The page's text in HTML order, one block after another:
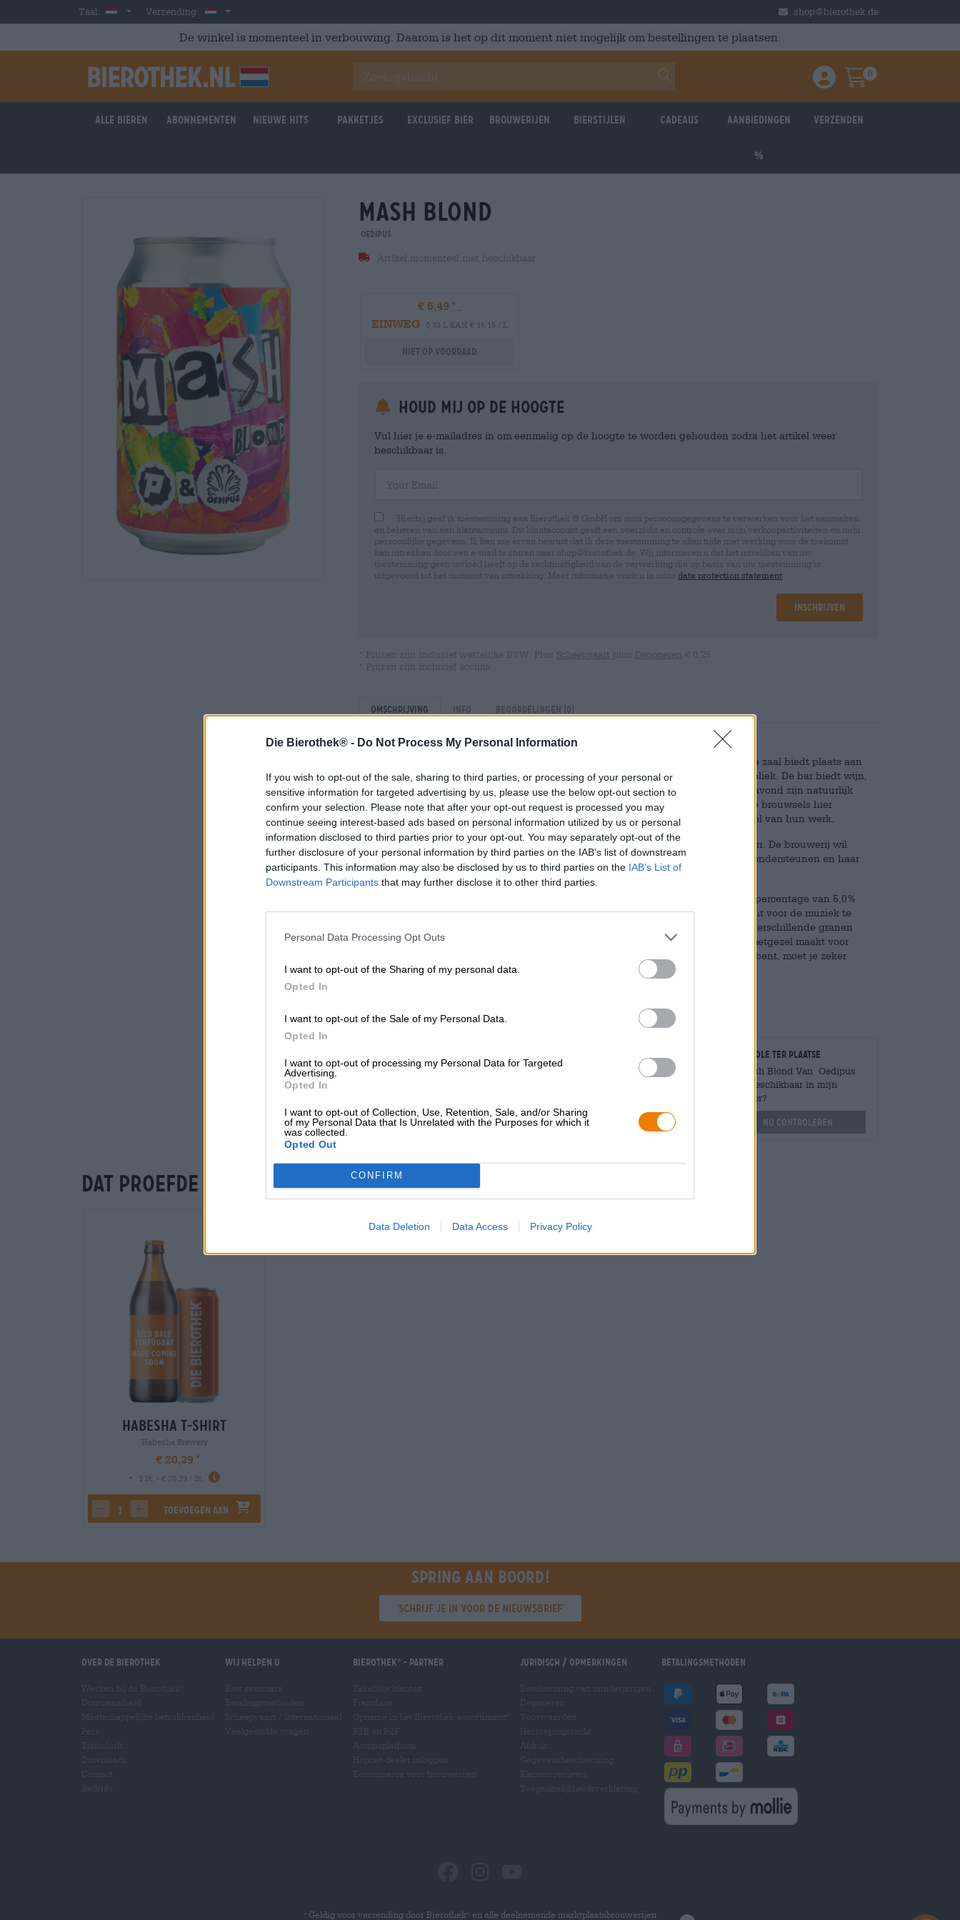
Die Bierothek® - Do Not Process My Personal Information
If you wish to opt-out of the sale, sharing to third parties, or processing of your personal or
sensitive information for targeted advertising by us, please use the below opt-out section to
confirm your selection. Please note that after your opt-out request is processed you may
continue seeing interest-based ads based on personal information utilized by us or personal
information disclosed to third parties prior to your opt-out. You may separately opt-out of the
further disclosure of your personal information by third parties on the IAB’s list of downstream
participants. This information may also be disclosed by us to third parties on the IAB’s List of
Downstream Participants that may further disclose it to other third parties.
Personal Data Processing Opt Outs
I want to opt-out of the Sharing of my personal data.
Opted In
I want to opt-out of the Sale of my Personal Data.
Opted In
I want to opt-out of processing my Personal Data for Targeted
Advertising.
Opted In
I want to opt-out of Collection, Use, Retention, Sale, and/or Sharing
of my Personal Data that Is Unrelated with the Purposes for which it
was collected.
Opted Out
CONFIRM
Data Deletion Data Access Privacy Policy
Skip to main content
Taal: DutchVerzending: Nederland shop@bierothek.de
De winkel is momenteel in verbouwing. Daarom is het op dit moment niet mogelijk om bestellingen te plaatsen.
Einloggen / Anmelden
Warenkorb
0
Alle bieren Abonnementen Nieuwe hits Pakketjes Exclusief Bier Brouwerijen Bierstijlen Cadeaus Aanbiedingen
%
Verzenden
mash blond
Oedipus
Artikel momenteel niet beschikbaar
€ 5,49
EINWEG
0,33 L KAN € 16,15 / L
Niet op voorraad
Houd mij op de hoogte
Vul hier je e-mailadres in om eenmalig op de hoogte te worden gehouden zodra het artikel weer
beschikbaar is.
Hierbij geef ik toestemming aan Bierothek ® GmbH om mijn persoonsgegevens te verwerken voor het aanmaken
en beheren van een klantaccount. Dit klantaccount geeft een overzicht en controle over mijn verkoopactiviteiten en mijn
persoonlijke gegevens. Ik ben me ervan bewust dat ik deze toestemming te allen tijde met werking voor de toekomst
kan intrekken door een e-mail te sturen naar shop@bierothek.de. Wij informeren u dat het intrekken van uw
toestemming geen invloed heeft op de rechtmatigheid van de verwerking die op basis van uw toestemming is
uitgevoerd tot het moment van intrekking. Meer informatie vindt u in onze data protection statement
Inschrijven
* Prijzen zijn inclusief wettelijke BTW. Plus Scheepvaart plus Deponeren € 0,25
* Prijzen zijn inclusief accijns
Omschrijving Info Beoordelingen (0)
Patronaat is een evenementenlocatie in de Amsterdamse buitenwijk Haarlem. De zaal biedt plaats aan
meer dan duizend mensen en presenteert concerten van alle genres aan het publiek. De bar biedt wijn,
cocktails, frisdranken en bier, maar het onbetwiste hoogtepunt van elke concertavond zijn natuurlijk
de muzikanten en hun optreden. Oedipus is een van de brouwerijen waarvan de brouwsels hier
worden geserveerd en het team is zich terdege bewust van de ondergeschikte rol van hun werk.
Hun nieuwste creatie was dus niet ontworpen om daar verandering in te brengen. De brouwerij wil
juist haar verantwoordelijkheid nemen om de hoofdrolspelers op het podium te ondersteunen en haar
best doen om het perfecte biergenot aan te bieden voor het concert.
Haar keuze heet Mash en is een blond bier in Belgische stijl. Dankzij het alcoholpercentage van 5,0%
kunnen concertbezoekers er meer dan één drinken zonder hun focus en aandacht voor de muziek te
verliezen. De 25 bittereenheden zorgen voor frisse frisheid en een mix van drie verschillende granen
zorgt voor het fluweelzachte mondgevoel dat dit blonde bier tot een drinkbare metgezel maakt voor
rock, pop, punk en dergelijke. En ook als je niet bij een concert in het Patronaat bent, moet je zeker
genieten van de potpourri van milde mout, pittige citroen en bittere hop!
Heb je vragen over dit bier?
restauranthouders
grosshandel@bierothek.de
Controle ter plaatse
Is Mash Blond Van Oedipus
Ook beschikbaar in mijn
kantoor?
Nu controleren
Dat proefde je ook
Habesha T-Shirt
Habesha Brewery
€ 20,39
-
1 St. - € 20,39 / St.
decrease quantity
increase quantity
Toevoegen aan
Spring aan boord!
'Schrijf je in voor de nieuwsbrief'
Over de Bierothek Wij helpen u Bierothek - Partner Juridisch / Opmerkingen Betalingsmethoden
* Geldig voor verzending door Bierothek en alle deelnemende marktplaatsbrouwerijen